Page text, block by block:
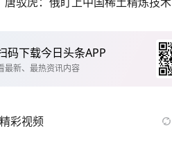
码下载今日头条APP
最新、最热资讯内容
精彩视频